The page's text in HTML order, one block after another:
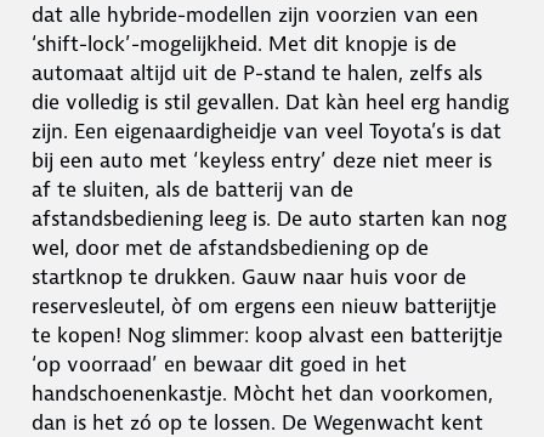
dat alle hybride-modellen zijn voorzien van een
‘shift-lock’-mogelijkheid. Met dit knopje is de
automaat altijd uit de P-stand te halen, zelfs als
die volledig is stil gevallen. Dat kàn heel erg handig
zijn. Een eigenaardigheidje van veel Toyota’s is dat
bij een auto met ‘keyless entry’ deze niet meer is
af te sluiten, als de batterij van de
afstandsbediening leeg is. De auto starten kan nog
wel, door met de afstandsbediening op de
startknop te drukken. Gauw naar huis voor de
reservesleutel, òf om ergens een nieuw batterijtje
te kopen! Nog slimmer: koop alvast een batterijtje
‘op voorraad’ en bewaar dit goed in het
handschoenenkastje. Mòcht het dan voorkomen,
dan is het zó op te lossen. De Wegenwacht kent